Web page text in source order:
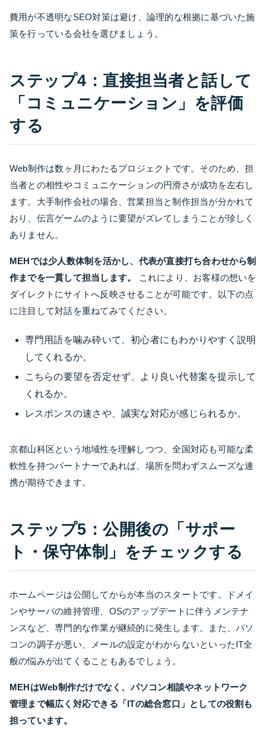
費用が不透明なSEO対策は避け、論理的な根拠に基づいた施
策を行っている会社を選びましょう。
ステップ4：直接担当者と話して
「コミュニケーション」を評価
する
Web制作は数ヶ月にわたるプロジェクトです。そのため、担
当者との相性やコミュニケーションの円滑さが成功を左右し
ます。大手制作会社の場合、営業担当と制作担当が分かれて
おり、伝言ゲームのように要望がズレてしまうことが珍しく
ありません。
MEHでは少人数体制を活かし、代表が直接打ち合わせから制
作までを一貫して担当します。
これにより、お客様の想いを
ダイレクトにサイトへ反映させることが可能です。以下の点
に注目して対話を重ねてみてください。
専門用語を噛み砕いて、初心者にもわかりやすく説明
してくれるか。
こちらの要望を否定せず、より良い代替案を提示して
くれるか。
レスポンスの速さや、誠実な対応が感じられるか。
京都山科区という地域性を理解しつつ、全国対応も可能な柔
軟性を持つパートナーであれば、場所を問わずスムーズな連
携が期待できます。
ステップ5：公開後の「サポー
ト・保守体制」をチェックする
ホームページは公開してからが本当のスタートです。ドメイ
ンやサーバの維持管理、OSのアップデートに伴うメンテナ
ンスなど、専門的な作業が継続的に発生します。また、パソ
コンの調子が悪い、メールの設定がわからないといったIT全
般の悩みが出てくることもあるでしょう。
MEHはWeb制作だけでなく、パソコン相談やネットワーク
管理まで幅広く対応できる「ITの総合窓口」としての役割も
担っています。